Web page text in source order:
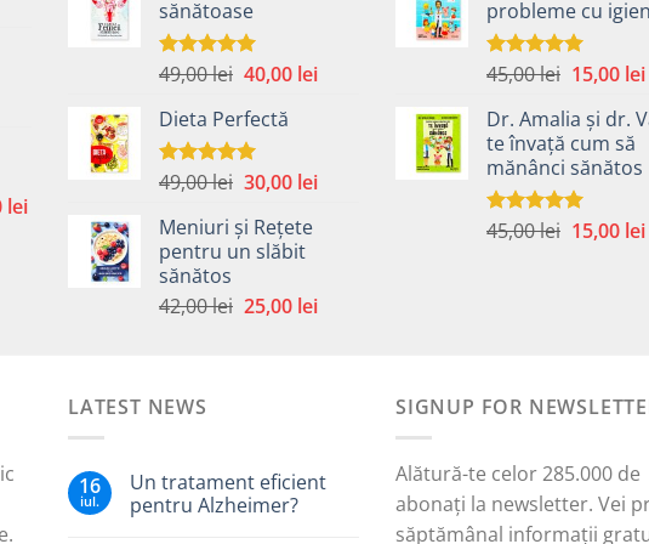
leiPrețul
300,00 lei.
fost:
59,00 lei.
sănătoase
Evaluat la
49,00lei Prețul
a
fost:
49,00 lei.
40,00 leiPrețul
Dieta Perfectă
Evaluat la
49,00lei Prețul
a
fost:
30,00 leiPrețul
Meniuri și Rețete
pentru un slăbit
sănătos
42,00lei Prețul
25,00 leiPrețul
fost:
45,00 lei.
probleme cu
Evaluat la
45,00lei Prețul
a
fost:
45,00 lei.
15,00 lei
Dr. Amalia și dr.
te învață cum să
mănânci sănătos
Evaluat la
45,00lei Prețul
15,00 lei
LATEST NEWS
16
iul.
Un tratament eficient
pentru Alzheimer?
SIGNUP FOR
Alătură-te celor 285.000 de
abonați la newsletter. Vei
săptămânal informații